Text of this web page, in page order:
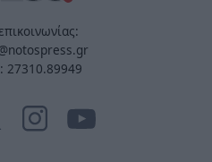
27310.89949